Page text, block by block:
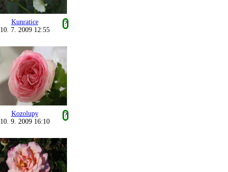
Kunratice
?
10. 7. 2009 12:55
Kozolupy
?
10. 9. 2009 16:10